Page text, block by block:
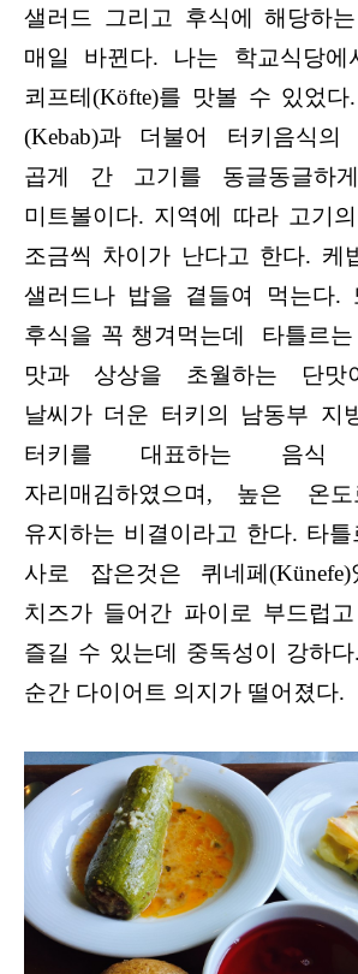
샐러드 그리고 후식에 해당하는
매일 바뀐다. 나는 학교식당
쾨프테(Köfte)를 맛볼 수 있었
(Kebab)과 더불어 터키음식의
곱게 간 고기를 동글동글하
미트볼이다. 지역에 따라 고기
조금씩 차이가 난다고 한다. 케
샐러드나 밥을 곁들여 먹는다.
후식을 꼭 챙겨먹는데
타틀르
맛과 상상을 초월하는 단맛
날씨가 더운 터키의 남동부 지
터키를 대표하는 음
자리매김하였으며, 높은 온
유지하는 비결이라고 한다. 타
사로 잡은것은 퀴네페
치즈가 들어간 파이로 부드럽
즐길 수 있는데 중독성이 강하
순간 다이어트 의지가 떨어졌다.